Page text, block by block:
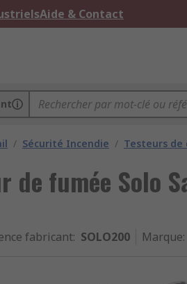
Aide & Contact
/ Sécurité Incendie / Testeurs
de fumée Solo
fabricant: SOLO200 Marque: